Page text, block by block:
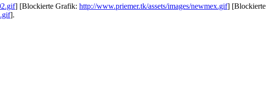
] [Blockierte Grafik: http://www.priemer.tk/assets/images/newmex.gif] [Blockierte
].